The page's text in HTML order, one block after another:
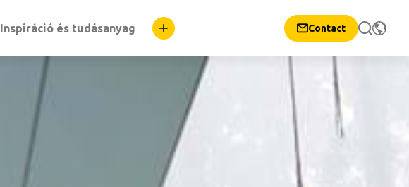
Inspiráció és tudásanyag Contact